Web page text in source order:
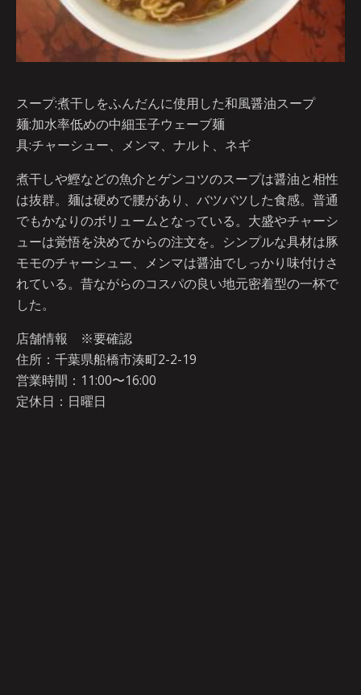
スープ:煮干しをふんだんに使用した和風醤油スープ
麺:加水率低めの中細玉子ウェーブ麺
具:チャーシュー、メンマ、ナルト、ネギ
煮干しや鰹などの魚介とゲンコツのスープは醤油と相性
は抜群。麺は硬めで腰があり、バツバツした食感。普通
でもかなりのボリュームとなっている。大盛やチャーシ
ューは覚悟を決めてからの注文を。シンプルな具材は豚
モモのチャーシュー、メンマは醤油でしっかり味付けさ
れている。昔ながらのコスパの良い地元密着型の一杯で
した。
店舗情報 ※要確認
住所：千葉県船橋市湊町2-2-19
営業時間：11:00〜16:00
定休日：日曜日